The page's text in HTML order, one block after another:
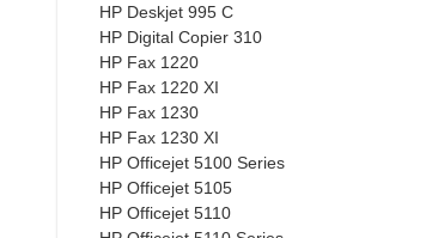
HP Deskjet 995 C
HP Digital Copier 310
HP Fax 1220
HP Fax 1220 XI
HP Fax 1230
HP Fax 1230 XI
HP Officejet 5100 Series
HP Officejet 5105
HP Officejet 5110